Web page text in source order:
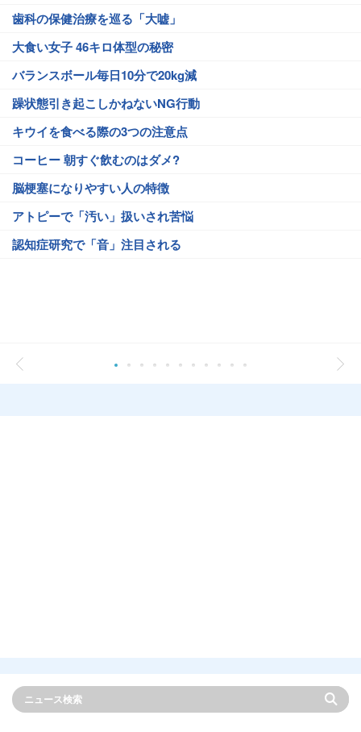
歯科の保健治療を巡る「大嘘」
大食い女子 46キロ体型の秘密
バランスボール毎日10分で20kg減
躁状態引き起こしかねないNG行動
キウイを食べる際の3つの注意点
コーヒー 朝すぐ飲むのはダメ?
脳梗塞になりやすい人の特徴
アトピーで「汚い」扱いされ苦悩
認知症研究で「音」注目される